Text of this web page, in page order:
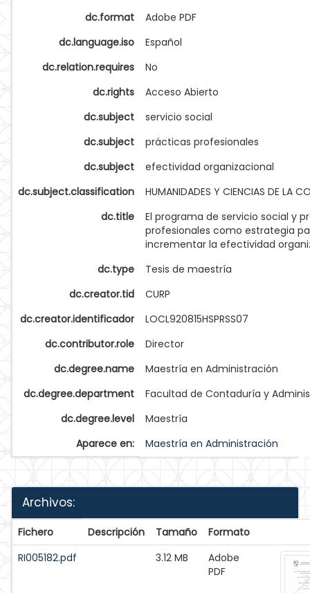
dc.format
Adobe PDF
dc.language.iso
Español
dc.relation.requires
No
dc.rights
Acceso Abierto
dc.subject
servicio social
dc.subject
prácticas profesionales
dc.subject
efectividad organizacional
dc.subject.classification
HUMANIDADES Y CIENCIAS DE LA
dc.title
El programa de servicio social y
profesionales como estrategia
incrementar la efectividad
dc.type
Tesis de maestría
dc.creator.tid
CURP
dc.creator.identificador
LOCL920815HSPRSS07
dc.contributor.role
Director
dc.degree.name
Maestría en Administración
dc.degree.department
Facultad de Contaduría y
dc.degree.level
Maestría
Aparece en:
Maestría en Administración
Archivos:
Fichero Descripción Tamaño
Formato
RI005182.pdf
3.12 MB
Adobe
PDF